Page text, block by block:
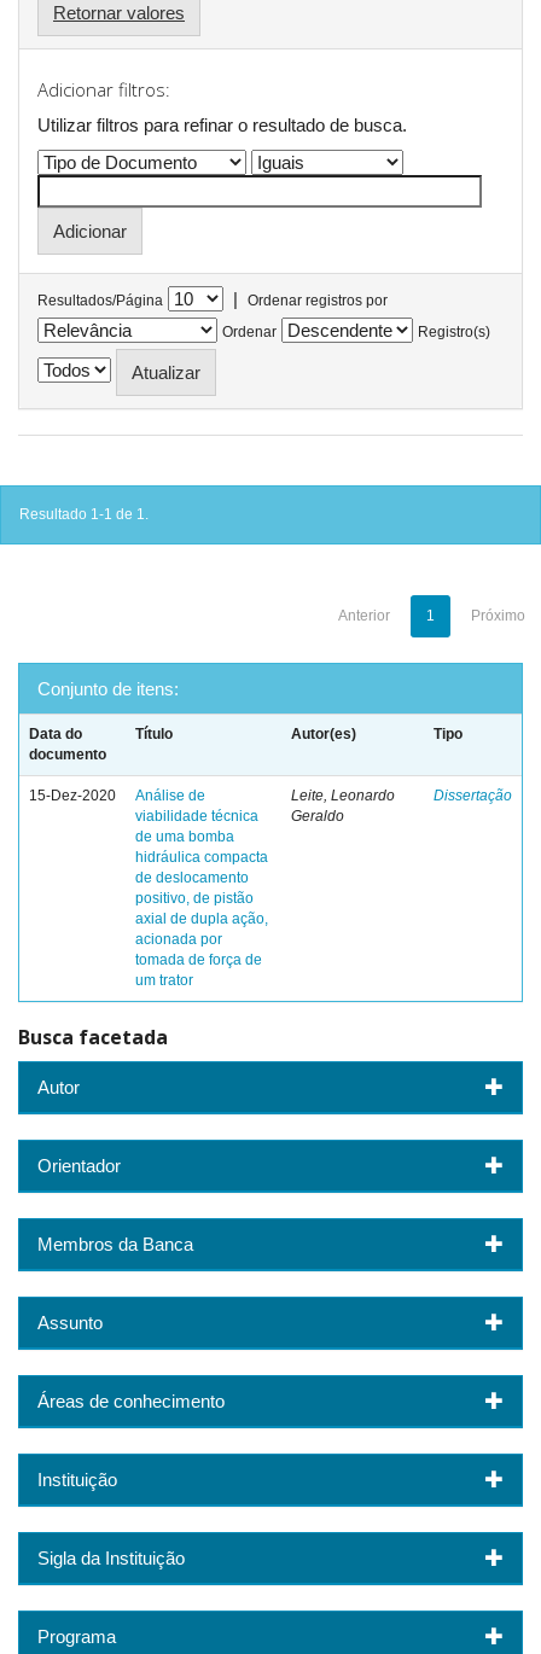
Retornar valores
Adicionar filtros:
Utilizar filtros para refinar o resultado de busca.
Resultados/Página |
Ordenar registros por
Ordenar
Registro(s)
Resultado 1-1 de 1.
Anterior 1 Próximo
Conjunto de itens:
Data do
documento
Título Autor(es) Tipo
15-Dez-2020
Análise de
viabilidade técnica
de uma bomba
hidráulica compacta
de deslocamento
positivo, de pistão
axial de dupla ação,
acionada por
tomada de força de
um trator
Leite, Leonardo
Geraldo
Dissertação
Busca facetada
Autor
Orientador
Membros da Banca
Assunto
Áreas de conhecimento
Instituição
Sigla da Instituição
Programa